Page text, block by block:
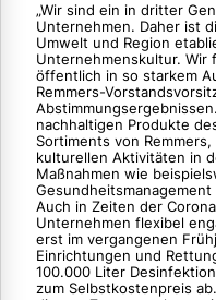
„Wir sind ein in dritter
Unternehmen. Daher ist
Umwelt und Region
Unternehmenskultur. Wir
öffentlich in so starkem
Remmers-
nachhaltigen Produkte
Sortiments von
kulturellen Aktivitäten in
Maßnahmen wie
Auch in Zeiten der
Unternehmen flexibel
erst im vergangenen
Einrichtungen und
100.000 Liter
zum Selbstkostenpreis